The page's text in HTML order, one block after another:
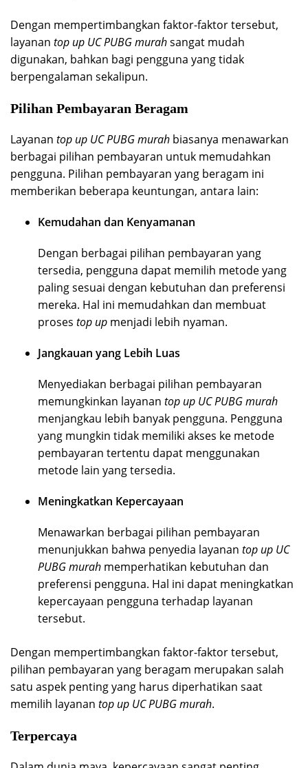
Dengan mempertimbangkan faktor-faktor tersebut,
layanan top up UC PUBG murahsangat mudah
digunakan, bahkan bagi pengguna yang tidak
berpengalaman sekalipun.
Pilihan Pembayaran Beragam
Layanan top up UC PUBG murah biasanya menawarkan
berbagai pilihan pembayaran untuk memudahkan
pengguna. Pilihan pembayaran yang beragam ini
memberikan beberapa keuntungan, antara lain:
Kemudahan dan Kenyamanan
Dengan berbagai pilihan pembayaran yang
tersedia, pengguna dapat memilih metode yang
paling sesuai dengan kebutuhan dan preferensi
mereka. Hal ini memudahkan dan membuat
proses top up menjadi lebih nyaman.
Jangkauan yang Lebih Luas
Menyediakan berbagai pilihan pembayaran
memungkinkan layanan top up UC PUBG murah
menjangkau lebih banyak pengguna. Pengguna
yang mungkin tidak memiliki akses ke metode
pembayaran tertentu dapat menggunakan
metode lain yang tersedia.
Meningkatkan Kepercayaan
Menawarkan berbagai pilihan pembayaran
menunjukkan bahwa penyedia layanan top up UC
PUBG murah memperhatikan kebutuhan dan
preferensi pengguna. Hal ini dapat meningkatkan
kepercayaan pengguna terhadap layanan
tersebut.
Dengan mempertimbangkan faktor-faktor tersebut,
pilihan pembayaran yang beragam merupakan salah
satu aspek penting yang harus diperhatikan saat
memilih layanan top up UC PUBG murah.
Terpercaya